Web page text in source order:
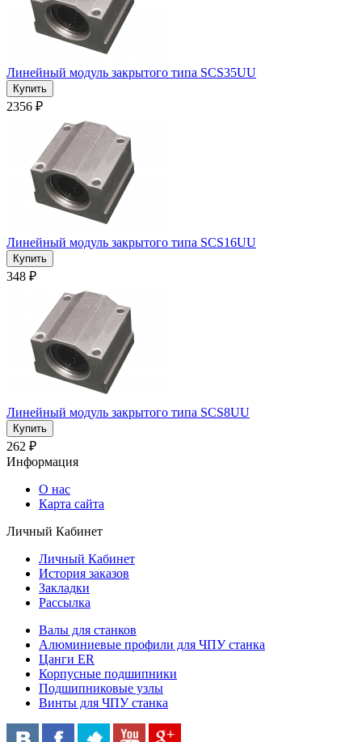
Линейный модуль закрытого типа SCS35UU
2356 ₽
Линейный модуль закрытого типа SCS16UU
348 ₽
Линейный модуль закрытого типа SCS8UU
262 ₽
Информация
О нас
Карта сайта
Личный Кабинет
Личный Кабинет
История заказов
Закладки
Рассылка
Валы для станков
Алюминиевые профили для ЧПУ станка
Цанги ER
Корпусные подшипники
Подшипниковые узлы
Винты для ЧПУ станка